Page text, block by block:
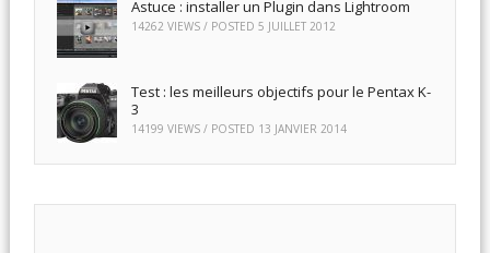
Astuce : installer un Plugin dans Lightroom
14262 VIEWS / POSTED 5 JUILLET 2012
Test : les meilleurs objectifs pour le Pentax K-
3
14199 VIEWS / POSTED 13 JANVIER 2014